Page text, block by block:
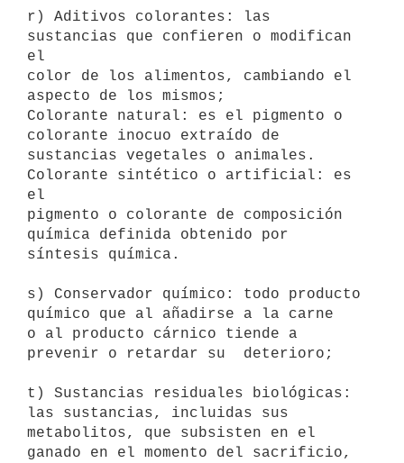
r) Aditivos colorantes: las
sustancias que confieren o modifican
el
color de los alimentos, cambiando el
aspecto de los mismos;
Colorante natural: es el pigmento o
colorante inocuo extraído de
sustancias vegetales o animales.
Colorante sintético o artificial: es
el
pigmento o colorante de composición
química definida obtenido por
síntesis química.
s) Conservador químico: todo producto
químico que al añadirse a la carne
o al producto cárnico tiende a
prevenir o retardar su  deterioro;
t) Sustancias residuales biológicas:
las sustancias, incluidas sus
metabolitos, que subsisten en el
ganado en el momento del sacrificio,